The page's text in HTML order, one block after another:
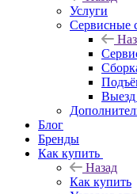
Услуги
Сервисные
Блог
Бренды
Как купить
Назад
Как купить